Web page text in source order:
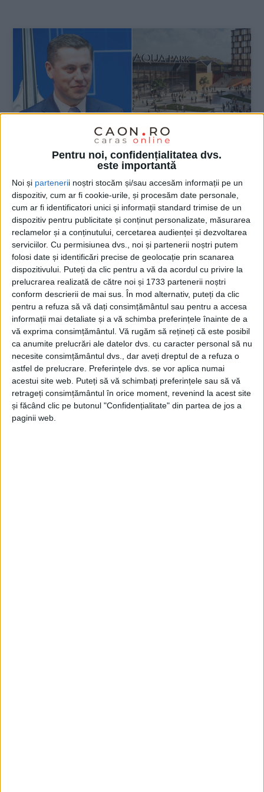
Pentru noi, confidențialitatea dvs.
este importantă
Noi și partenerii noștri stocăm și/sau accesăm informații pe un
dispozitiv, cum ar fi cookie-urile, și procesăm date personale,
cum ar fi identificatori unici și informații standard trimise de un
dispozitiv pentru publicitate și conținut personalizate, măsurarea
reclamelor și a conținutului, cercetarea audienței și dezvoltarea
serviciilor. Cu permisiunea dvs., noi și partenerii noștri putem
folosi date și identificări precise de geolocație prin scanarea
dispozitivului. Puteți da clic pentru a vă da acordul cu privire la
prelucrarea realizată de către noi și 1733 partenerii noștri
conform descrierii de mai sus. În mod alternativ, puteți da clic
pentru a refuza să vă dați consimțământul sau pentru a accesa
informații mai detaliate și a vă schimba preferințele înainte de a
vă exprima consimțământul. Vă rugăm să rețineți că este posibil
ca anumite prelucrări ale datelor dvs. cu caracter personal să nu
necesite consimțământul dvs., dar aveți dreptul de a refuza o
astfel de prelucrare. Preferințele dvs. se vor aplica numai
acestui site web. Puteți să vă schimbați preferințele sau să vă
retrageți consimțământul în orice moment, revenind la acest site
și făcând clic pe butonul "Confidențialitate" din partea de jos a
paginii web.
ŞTIRILE JUDEŢULUI CARAŞ-SEVERIN
Dezvoltarea Mociurului se apropie de
momentul zero…
11 MARTIE 2022, 11:49 AM 5 MINUTE DE CITIRE
REȘIȚA – … când se vor vedea primele macarale pe șantier,
spune Tatian Diaconu, directorul general al NHood România,
dezvoltatorul platformei Mociur. Iar asta s-ar putea întâmpla în
toamnă!
NEWER POSTS